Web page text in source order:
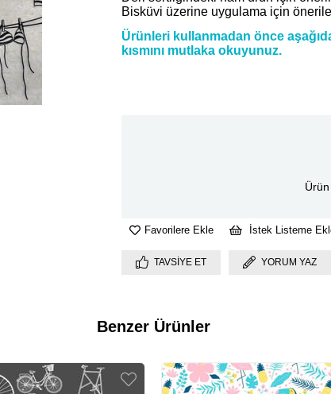
Bisküvi üzerine uygulama için
Ürünleri kullanmadan önce
kısmını mutlaka okuyunuz.
Favorilere Ekle İstek Listeme
TAVSIYE ET YORUM YAZ
Benzer Ürünler